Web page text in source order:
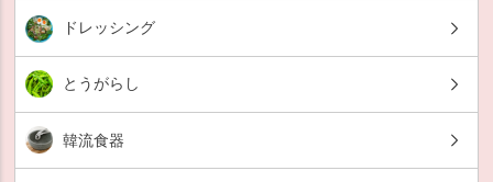
ドレッシング
とうがらし
韓流食器